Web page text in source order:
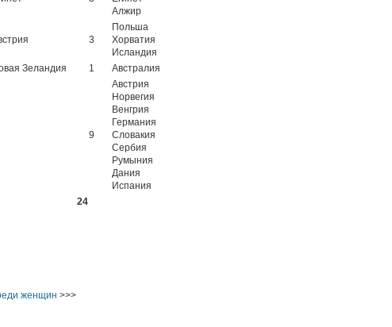
Алжир
3
Польша
Хорватия
Исландия
Зеландия 1 Австралия
9
Австрия
Норвегия
Венгрия
Германия
Словакия
Сербия
Румыния
Дания
Испания
24
женщин >>>